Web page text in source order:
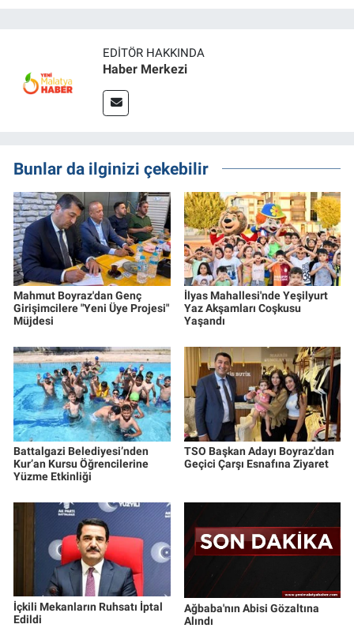
EDITÖR HAKKINDA
Haber Merkezi
Bunlar da ilginizi çekebilir
Mahmut Boyraz'dan Genç
Girişimcilere "Yeni Üye Projesi"
Müjdesi
İlyas Mahallesi'nde Yeşilyurt
Yaz Akşamları Coşkusu
Yaşandı
Battalgazi Belediyesi’nden
Kur’an Kursu Öğrencilerine
Yüzme Etkinliği
TSO Başkan Adayı Boyraz'dan
Geçici Çarşı Esnafına Ziyaret
İçkili Mekanların Ruhsatı İptal
Edildi
Ağbaba'nın Abisi Gözaltına
Alındı